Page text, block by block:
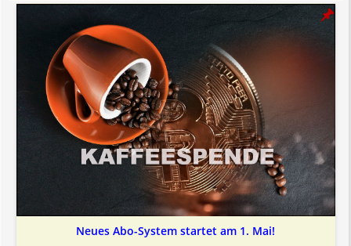
Neues Abo-System startet am 1. Mai!